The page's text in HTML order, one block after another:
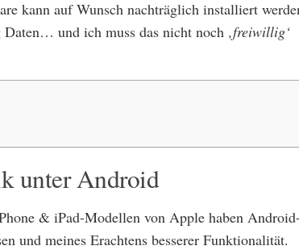
kann auf Wunsch nachträglich installiert
und ich muss das nicht noch ‚freiwillig‘
unter Android
& iPad-Modellen von Apple haben
und meines Erachtens besserer Funktionalität.